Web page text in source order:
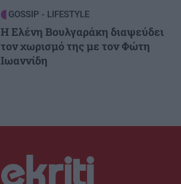
GOSSIP - LIFESTYLE
Η Ελένη Βουλγαράκη διαψεύδει
τον χωρισμό της με τον Φώτη
Ιωαννίδη